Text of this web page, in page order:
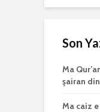
Son
Ma
şairan
Ma caiz